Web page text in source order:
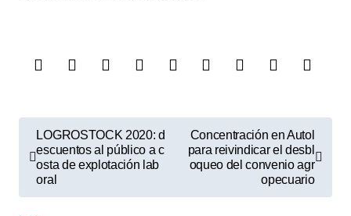
a
LOGROSTOCK 2020: d
escuentos al público a c
osta de explotación lab
oral
Concentración en Autol
para reivindicar el desbl
oqueo del convenio agr
opecuario